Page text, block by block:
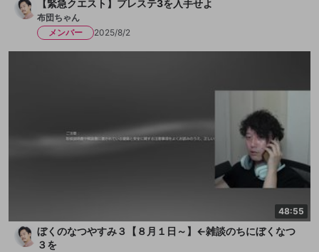
【緊急クエスト】プレステ3を入手せよ
布団ちゃん
メンバー
2025/8/2
48:55
ぼくのなつやすみ３【８月１日～】←雑談のちにぼくなつ
３を